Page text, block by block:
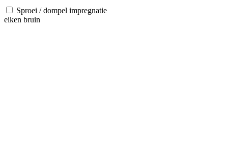
Sproei / dompel impregnatie
eiken bruin